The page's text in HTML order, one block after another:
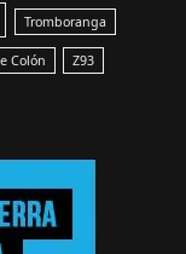
Tromboranga
Colón Z93